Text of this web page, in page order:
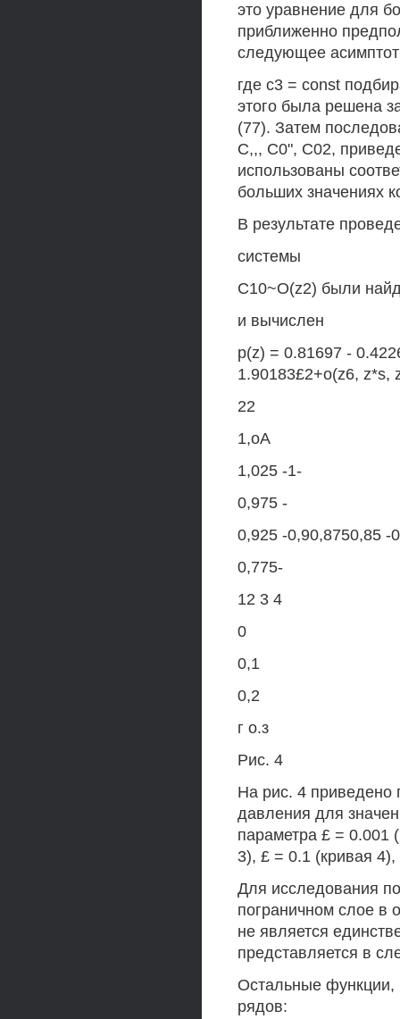
это уравнение для
приближенно
следующее
где с3 = const
этого была решена
(77). Затем
С,,, С0", С02,
использованы
больших значениях
В результате
системы
C10~O(z2) были
и вычислен
p(z) = 0.81697 -
1.90183£2+o(z6, z*s,
22
1,оА
1,025 -1-
0,975 -
0,925 -0,90,8750,85 -
0,775-
12 3 4
0
0,1
0,2
г о.з
Рис. 4
На рис. 4 приведено
давления для
параметра £ = 0.001
3), £ = 0.1 (кривая
Для исследования
пограничном слое в
не является
представляется в
Остальные функции,
рядов: